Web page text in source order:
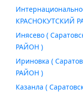
КРАСНОКУТСКИЙ
Инясево (
РАЙОН )
Ириновка (
РАЙОН )
Казанла (